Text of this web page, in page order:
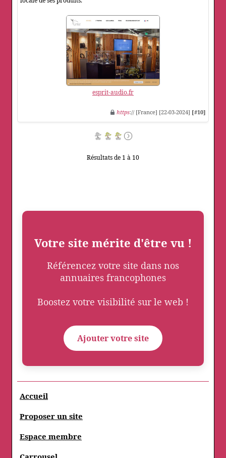
esprit-audio.fr
https:// [France] [22-03-2024] [#10]
Résultats de 1 à 10
Votre site mérite d'être vu !
Référencez votre site dans nos
annuaires francophones
Boostez votre visibilité sur le web !
Ajouter votre site
Accueil
Proposer un site
Espace membre